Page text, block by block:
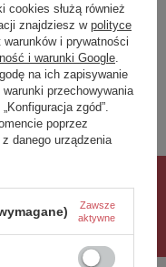
zestaw
z baterią
złoty mat
cookies służą również
znajdziesz wpolityce
warunków i prywatności
i warunki Google
na ich zapisywanie
przechowywania
zgód”.
poprzez
danego urządzenia
Zawsze
aktywne